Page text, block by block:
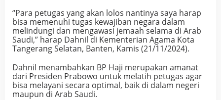
“Para petugas yang akan lolos nantinya saya harap
bisa memenuhi tugas kewajiban negara dalam
melindungi dan mengawasi jemaah selama di Arab
Saudi,” harap Dahnil di Kementerian Agama Kota
Tangerang Selatan, Banten, Kamis (21/11/2024).
Dahnil menambahkan BP Haji merupakan amanat
dari Presiden Prabowo untuk melatih petugas agar
bisa melayani secara optimal, baik di dalam negeri
maupun di Arab Saudi.